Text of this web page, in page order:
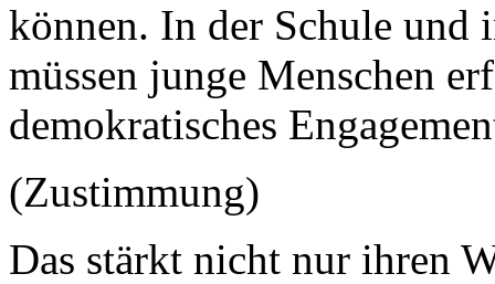
können. In der Schule und
müssen junge Menschen
demokratisches
(Zustimmung)
Das stärkt nicht nur ihren